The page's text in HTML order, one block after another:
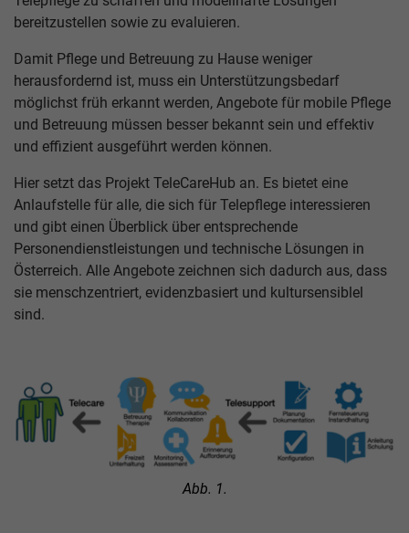
bereitzustellen sowie zu evaluieren.
Damit Pflege und Betreuung zu Hause weniger
herausfordernd ist, muss ein Unterstützungsbedarf
möglichst früh erkannt werden, Angebote für mobile Pflege
und Betreuung müssen besser bekannt sein und effektiv
und effizient ausgeführt werden können.
Hier setzt das Projekt TeleCareHub an. Es bietet eine
Anlaufstelle für alle, die sich für Telepflege interessieren
und gibt einen Überblick über entsprechende
Personendienstleistungen und technische Lösungen in
Österreich. Alle Angebote zeichnen sich dadurch aus, dass
sie menschzentriert, evidenzbasiert und kultursensiblel
sind.
Abb. 1.